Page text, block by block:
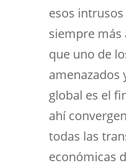
esos
siempre más
que uno de
amenazados
global es el
ahí
todas las
económicas